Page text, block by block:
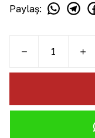
Paylaş: